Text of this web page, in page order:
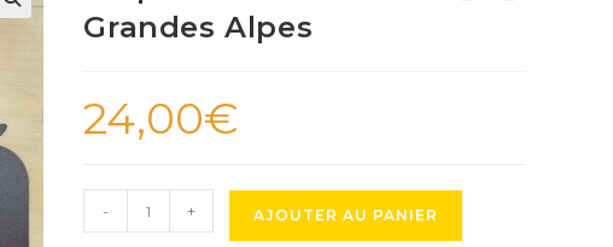
Grandes Alpes
24,00€
quantité
de
- + AJOUTER AU PANIER